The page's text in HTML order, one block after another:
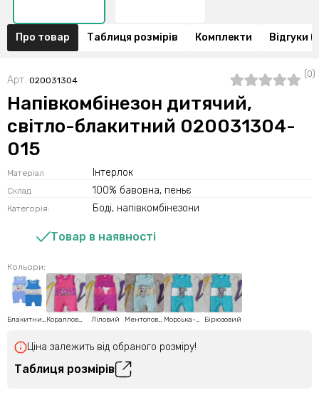
Про товар Таблиця розмірів Комплекти Відгуки
Арт. 020031304
(0)
Напівкомбінезон дитячий,
світло-блакитний 020031304-
015
Матеріал Інтерлок
Склад 100% бавовна, пеньє
Категорія: Боді, напівкомбінезони
Товар в наявності
Кольори:
Блакитний Коралловий Ліловий Ментоловий Морська-хвиля Бірюзовий
Ціна залежить від обраного розміру!
Таблиця розмірів